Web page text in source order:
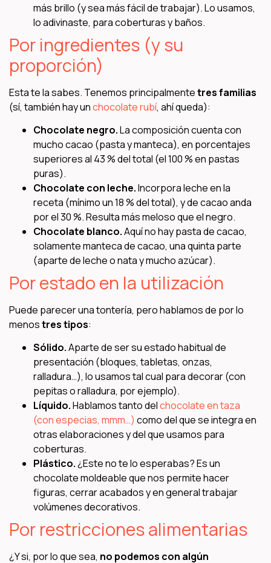
más brillo (y sea más fácil de trabajar). Lo usamos,
lo adivinaste, para coberturas y baños.
Por ingredientes (y su
proporción)
Esta te la sabes. Tenemos principalmentetres familias
(sí, también hay unchocolate rubí, ahí queda):
Chocolate negro.La composición cuenta con
mucho cacao (pasta y manteca), en porcentajes
superiores al 43 % del total (el 100 % en pastas
puras).
Chocolate con leche.Incorpora leche en la
receta (mínimo un 18 % del total), y de cacao anda
por el 30 %. Resulta más meloso que el negro.
Chocolate blanco.Aquí no hay pasta de cacao,
solamente manteca de cacao, una quinta parte
(aparte de leche o nata y mucho azúcar).
Por estado en la utilización
Puede parecer una tontería, pero hablamos de por lo
menostres tipos:
Sólido.Aparte de ser su estado habitual de
presentación (bloques, tabletas, onzas,
ralladura…), lo usamos tal cual para decorar (con
pepitas o ralladura, por ejemplo).
Líquido.Hablamos tanto delchocolate en taza
(con especias, mmm…) como del que se integra en
otras elaboraciones y del que usamos para
coberturas.
Plástico.¿Este no te lo esperabas? Es un
chocolate moldeable que nos permite hacer
figuras, cerrar acabados y en general trabajar
volúmenes decorativos.
Por restricciones alimentarias
¿Y si, por lo que sea, no podemos con algún